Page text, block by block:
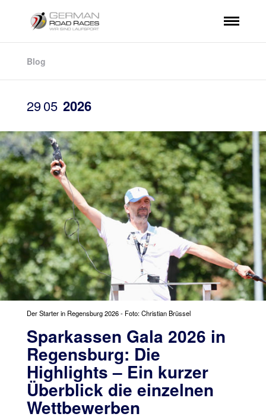
Blog
2905 2026
Der Starter in Regensburg 2026 - Foto: Christian Brüssel
Sparkassen Gala 2026 in
Regensburg: Die
Highlights – Ein kurzer
Überblick die einzelnen
Wettbewerben